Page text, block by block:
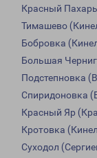
Красный Пахарь
Тимашево
Бобровка
Большая
Подстепновка
Спиридоновка
Красный Яр
Кротовка
Суходол